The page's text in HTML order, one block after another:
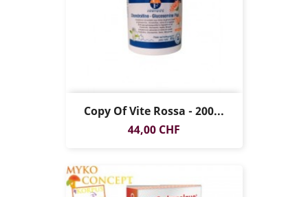
Copy Of Vite Rossa - 200...
Prezzo
44,00 CHF